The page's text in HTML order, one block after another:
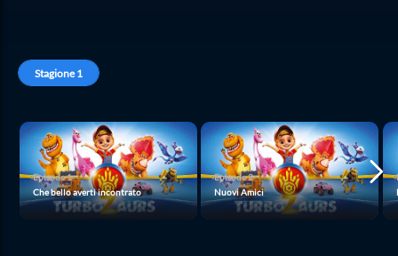
Stagione1
Episode1
Che bello averti incontrato
Episode2
Nuovi Amici